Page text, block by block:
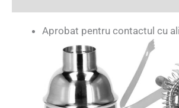
Aprobat pentru contactul cu